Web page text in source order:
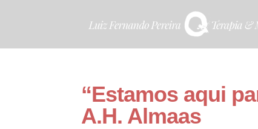
“Estamos aqui
A.H. Almaas